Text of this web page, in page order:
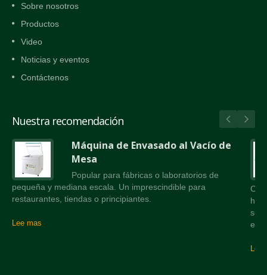
Sobre nosotros
Productos
Video
Noticias y eventos
Contáctenos
Nuestra recomendación
Máquina de Envasado al Vacío de
Mesa
Popular para fábricas o laboratorios de
pequeña y mediana escala. Un imprescindible para
restaurantes, tiendas o principiantes.
Lee mas
Lee